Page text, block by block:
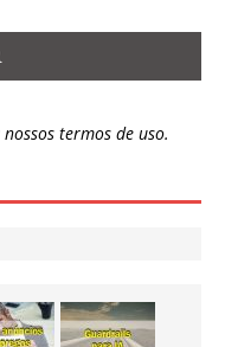
nossos termos de uso.